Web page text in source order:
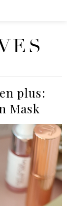
plus:
Mask